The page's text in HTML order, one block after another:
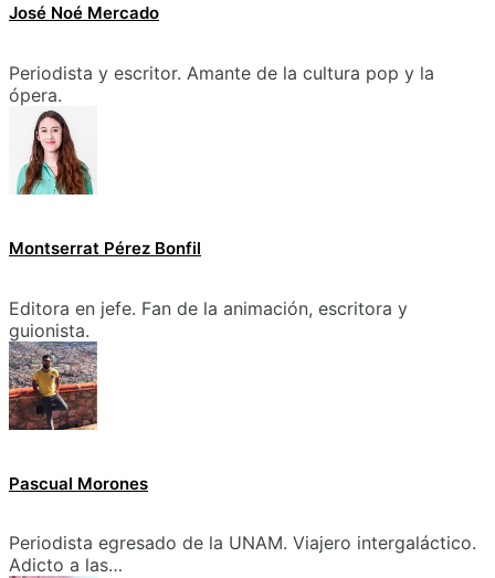
José Noé Mercado
Periodista y escritor. Amante de la cultura pop y la
ópera.
Montserrat Pérez Bonfil
Editora en jefe. Fan de la animación, escritora y
guionista.
Pascual Morones
Periodista egresado de la UNAM. Viajero intergaláctico.
Adicto a las…